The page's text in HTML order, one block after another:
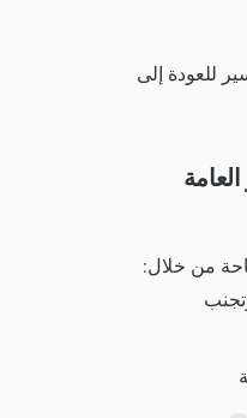
للعودة إلى
من خلال: